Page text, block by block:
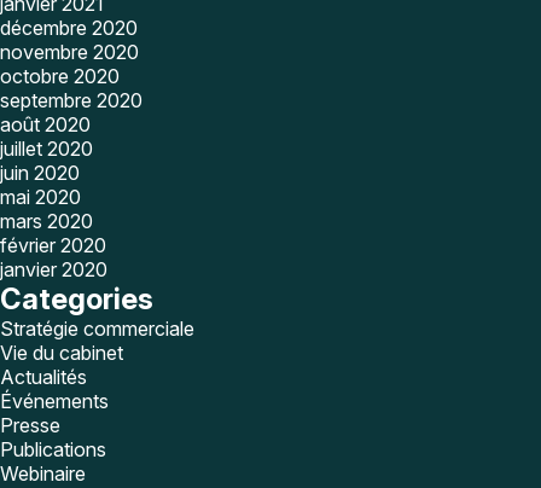
décembre 2020
novembre 2020
octobre 2020
septembre 2020
août 2020
juillet 2020
juin 2020
mai 2020
mars 2020
février 2020
janvier 2020
Categories
Stratégie commerciale
Vie du cabinet
Actualités
Événements
Presse
Publications
Webinaire